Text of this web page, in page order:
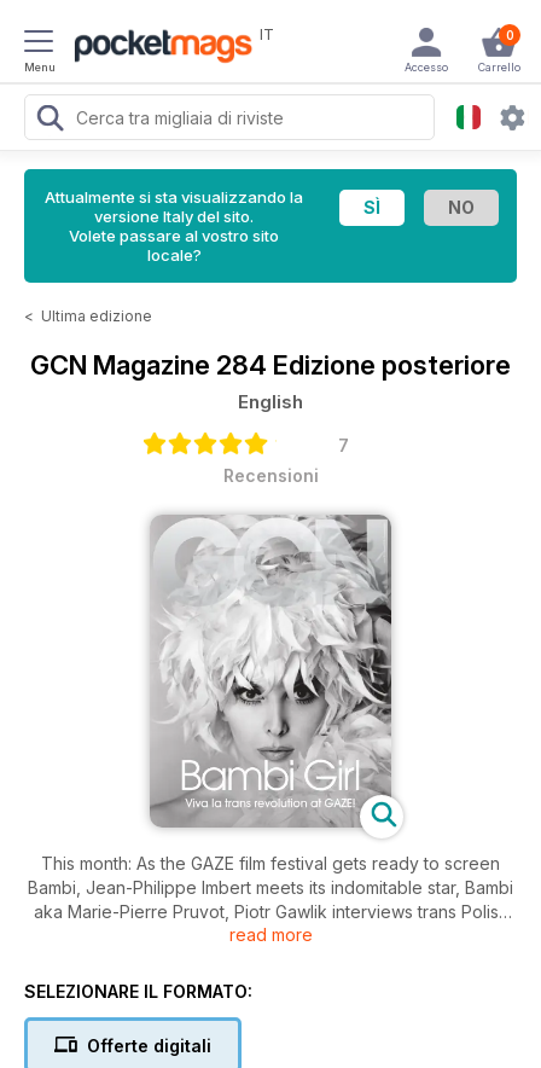
Menu
IT 0
Carrello
Accesso
Attualmente si sta visualizzando la
versione Italy del sito.
Volete passare al vostro sito
locale?
< Ultima edizione
GCN Magazine 284 Edizione posteriore
English
7
Recensioni
This month: As the GAZE film festival gets ready to screen
Bambi, Jean-Philippe Imbert meets its indomitable star, Bambi
aka Marie-Pierre Pruvot, Piotr Gawlik interviews trans Polish
activist Ewa Holuszko, Ciara Mc Grattan discusses Wonder
empowerment as seen through the pages of Wonder
got a round-up of the regional Prides, reviews, opinions,
relationship advice, community and scene listings and much
read more
SELEZIONARE IL FORMATO:
Offerte digitali